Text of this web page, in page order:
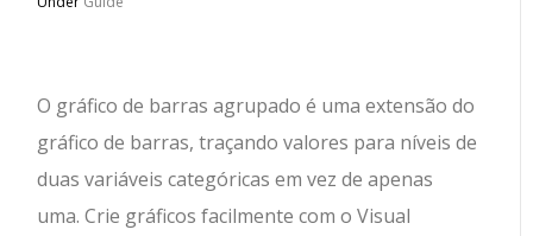
O gráfico de barras agrupado é uma extensão do
gráfico de barras, traçando valores para níveis de
duas variáveis ​​categóricas em vez de apenas
uma. Crie gráficos facilmente com o Visual